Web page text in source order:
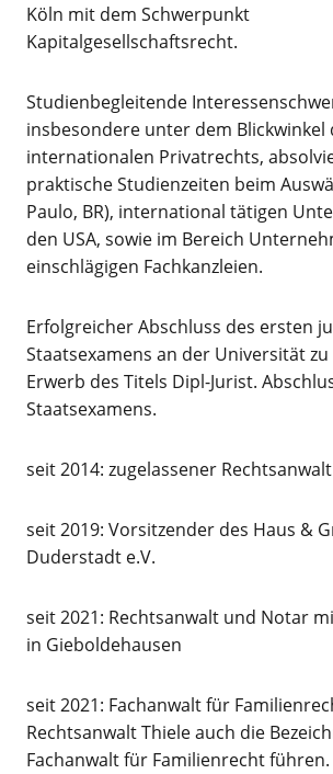
Köln mit dem Schwerpunkt
Kapitalgesellschaftsrecht.
Studienbegleitende
insbesondere unter dem Blickwinkel
internationalen Privatrechts,
praktische Studienzeiten beim
Paulo, BR), international tätigen
den USA, sowie im Bereich
einschlägigen Fachkanzleien.
Erfolgreicher Abschluss des ersten
Staatsexamens an der Universität zu
Erwerb des Titels Dipl-Jurist.
Staatsexamens.
seit 2014: zugelassener Rechtsanwalt
seit 2019: Vorsitzender des Haus &
Duderstadt e.V.
seit 2021: Rechtsanwalt und Notar
in Gieboldehausen
seit 2021: Fachanwalt für
Rechtsanwalt Thiele auch die
Fachanwalt für Familienrecht führen.